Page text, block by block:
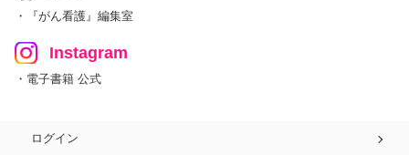
・『がん看護』編集室
Instagram
・電子書籍 公式
ログイン